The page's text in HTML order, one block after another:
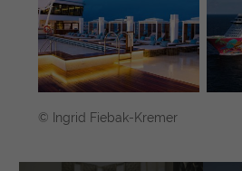
© Ingrid Fiebak-Kremer